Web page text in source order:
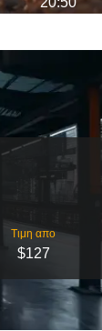
Τιμη απο
$127